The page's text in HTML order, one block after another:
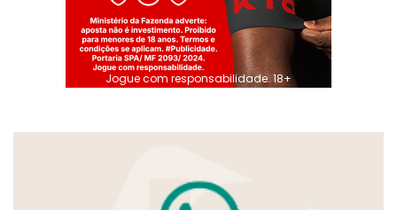
Jogue com responsabilidade. 18+